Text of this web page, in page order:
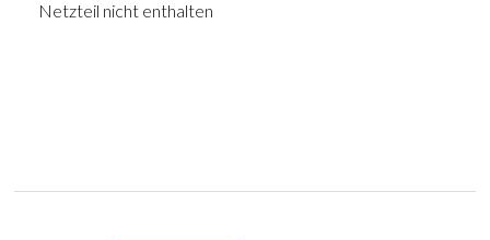
Netzteil nicht enthalten